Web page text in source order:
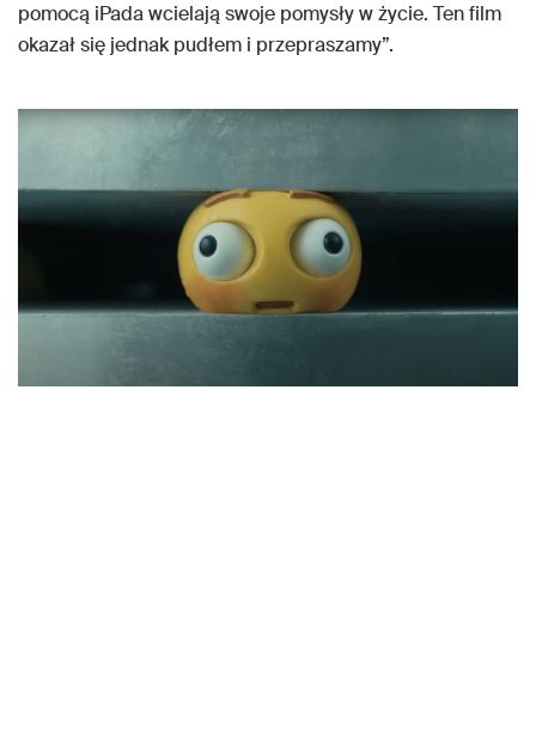
pomocą iPada wcielają swoje pomysły w życie. Ten film
okazał się jednak pudłem i przepraszamy”.